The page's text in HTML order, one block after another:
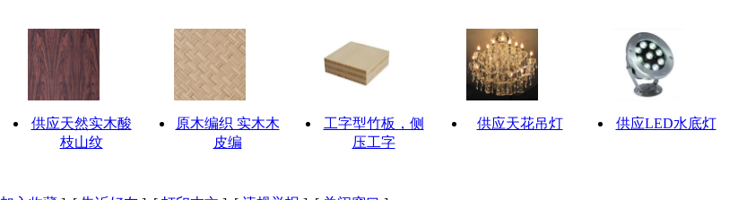
供应天然实木酸
枝山纹
原木编织 实木木
皮编
工字型竹板，侧
压工字
供应天花吊灯 供应LED水底灯